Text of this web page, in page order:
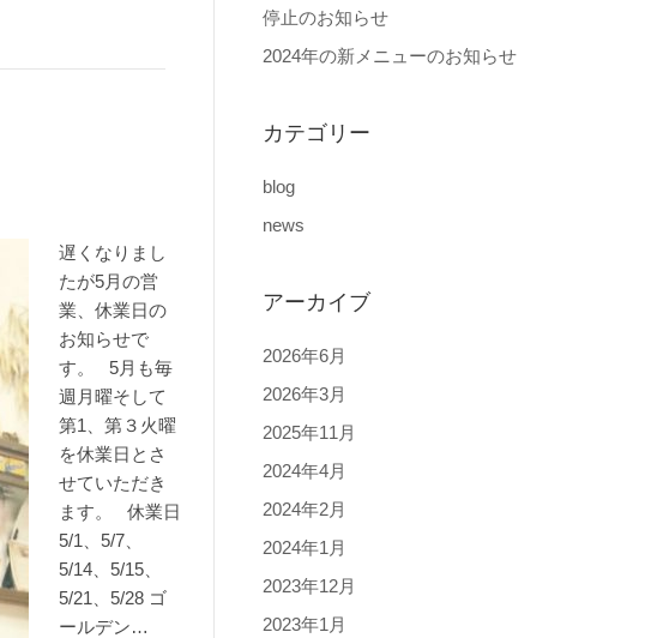
遅くなりまし
たが5月の営
業、休業日の
お知らせで
す。 5月も毎
週月曜そして
第1、第３火曜
を休業日とさ
せていただき
ます。 休業日
5/1、5/7、
5/14、5/15、
5/21、5/28 ゴ
ールデン…
停止のお知らせ
2024年の新メニューのお知らせ
カテゴリー
blog
news
アーカイブ
2026年6月
2026年3月
2025年11月
2024年4月
2024年2月
2024年1月
2023年12月
2023年1月